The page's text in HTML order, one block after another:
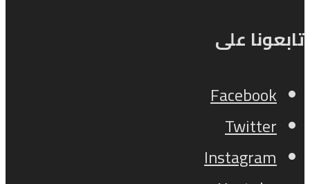
تابعونا على
Facebook
Twitter
Instagram